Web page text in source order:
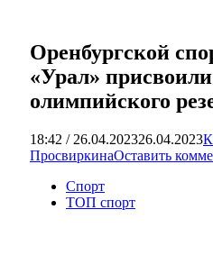
Оренбургской
«Урал»
олимпийского
18:42 / 26.04.202326.04.2023
ПросвиркинаОставить
Спорт
ТОП спорт